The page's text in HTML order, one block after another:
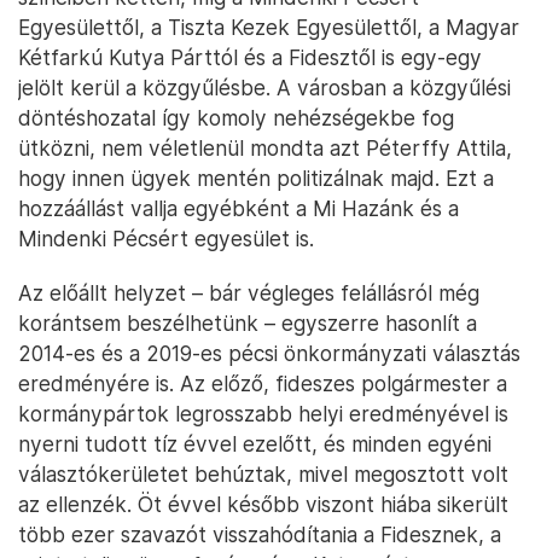
Egyesülettől, a Tiszta Kezek Egyesülettől, a Magyar
Kétfarkú Kutya Párttól és a Fidesztől is egy-egy
jelölt kerül a közgyűlésbe. A városban a közgyűlési
döntéshozatal így komoly nehézségekbe fog
ütközni, nem véletlenül mondta azt Péterffy Attila,
hogy innen ügyek mentén politizálnak majd. Ezt a
hozzáállást vallja egyébként a Mi Hazánk és a
Mindenki Pécsért egyesület is.
Az előállt helyzet – bár végleges felállásról még
korántsem beszélhetünk – egyszerre hasonlít a
2014-es és a 2019-es pécsi önkormányzati választás
eredményére is. Az előző, fideszes polgármester a
kormánypártok legrosszabb helyi eredményével is
nyerni tudott tíz évvel ezelőtt, és minden egyéni
választókerületet behúztak, mivel megosztott volt
az ellenzék. Öt évvel később viszont hiába sikerült
több ezer szavazót visszahódítania a Fidesznek, a